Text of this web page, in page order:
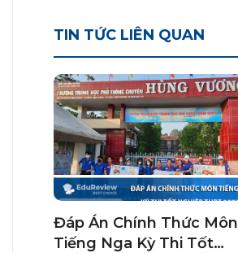
TIN TỨC LIÊN QUAN
Đáp Án Chính Thức Môn
Tiếng Nga Kỳ Thi Tốt